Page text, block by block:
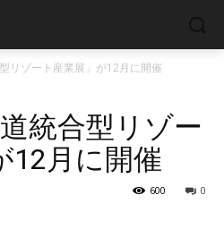
リゾート産業展」が12月に開催
統合型リゾー
12月に開催
0
600